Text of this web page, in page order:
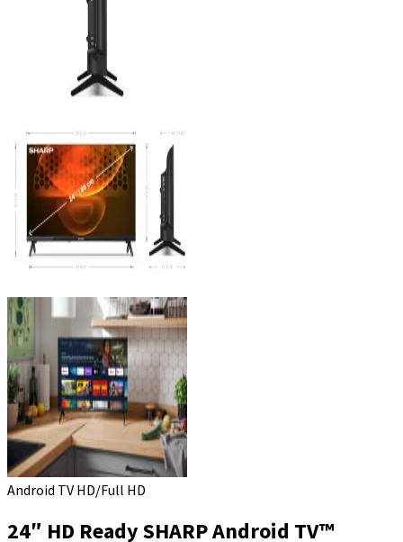
Android TV HD/Full HD
24″ HD Ready SHARP Android TV™